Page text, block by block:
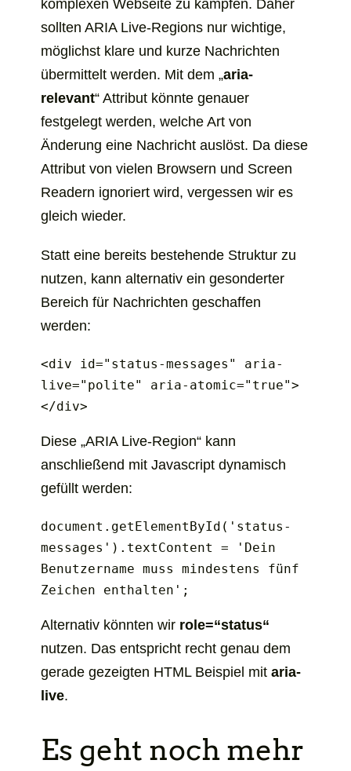
komplexen Webseite zu kämpfen. Daher
sollten ARIA Live-Regions nur wichtige,
möglichst klare und kurze Nachrichten
übermittelt werden. Mit dem „aria-
relevant“ Attribut könnte genauer
festgelegt werden, welche Art von
Änderung eine Nachricht auslöst. Da diese
Attribut von vielen Browsern und Screen
Readern ignoriert wird, vergessen wir es
gleich wieder.
Statt eine bereits bestehende Struktur zu
nutzen, kann alternativ ein gesonderter
Bereich für Nachrichten geschaffen
werden:
<div id="status-messages" aria-
live="polite" aria-atomic="true">
</div>
Diese „ARIA Live-Region“ kann
anschließend mit Javascript dynamisch
gefüllt werden:
document.getElementById('status-
messages').textContent = 'Dein
Benutzername muss mindestens fünf
Zeichen enthalten';
Alternativ könnten wir role=“status“
nutzen. Das entspricht recht genau dem
gerade gezeigten HTML Beispiel mit aria-
live.
Es geht noch mehr